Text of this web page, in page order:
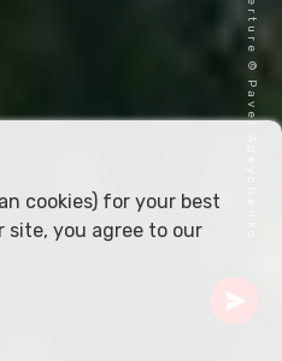
cookies) for your best
site, you agree to our